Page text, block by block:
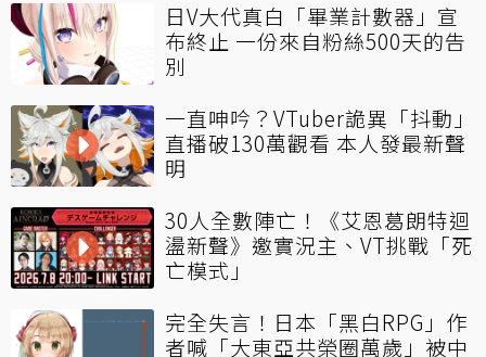
日V大代真白「畢業計數器」宣
布終止 一份來自粉絲500天的告
別
一直呻吟？VTuber詭異「抖動」
直播破130萬觀看 本人發最新聲
明
30人全數陣亡！《艾恩葛朗特迴
盪新聲》邀實況主、VT挑戰「死
亡模式」
完全失言！日本「黑白RPG」作
者喊「大東亞共榮圈萬歲」被中